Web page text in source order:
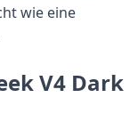
wie eine
V4 Dark